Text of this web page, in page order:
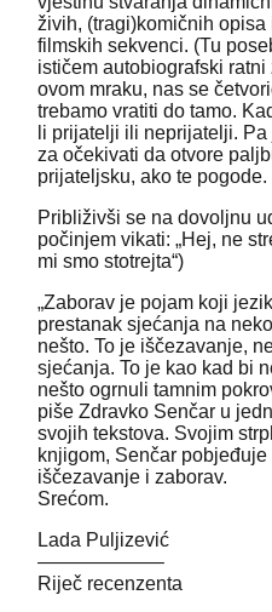
živih, (tragi)komičnih
filmskih sekvenci. (Tu
ističem autobiografski ratni
ovom mraku, nas se
trebamo vratiti do tamo.
li prijatelji ili neprijatelji. Pa
za očekivati da otvore
prijateljsku, ako te pogode.
Približivši se na dovoljnu
počinjem vikati: „Hej, ne
mi smo stotrejta“)
„Zaborav je pojam koji
prestanak sjećanja na
nešto. To je iščezavanje,
sjećanja. To je kao kad bi
nešto ogrnuli tamnim
piše Zdravko Senčar u
svojih tekstova. Svojim
knjigom, Senčar pobjeđuje
iščezavanje i zaborav.
Srećom.
Lada Puljizević
——————–
Riječ recenzenta